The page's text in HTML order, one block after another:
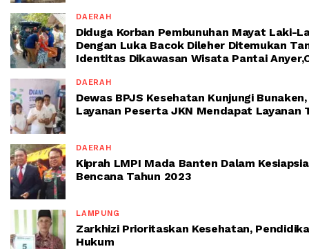
DAERAH
Diduga Korban Pembunuhan Mayat Laki-
Dengan Luka Bacok Dileher Ditemukan
Identitas Dikawasan Wisata Pantai
DAERAH
Dewas BPJS Kesehatan Kunjungi
Layanan Peserta JKN Mendapat Layanan
DAERAH
Kiprah LMPI Mada Banten Dalam
Bencana Tahun 2023
LAMPUNG
Zarkhizi Prioritaskan Kesehatan,
Hukum